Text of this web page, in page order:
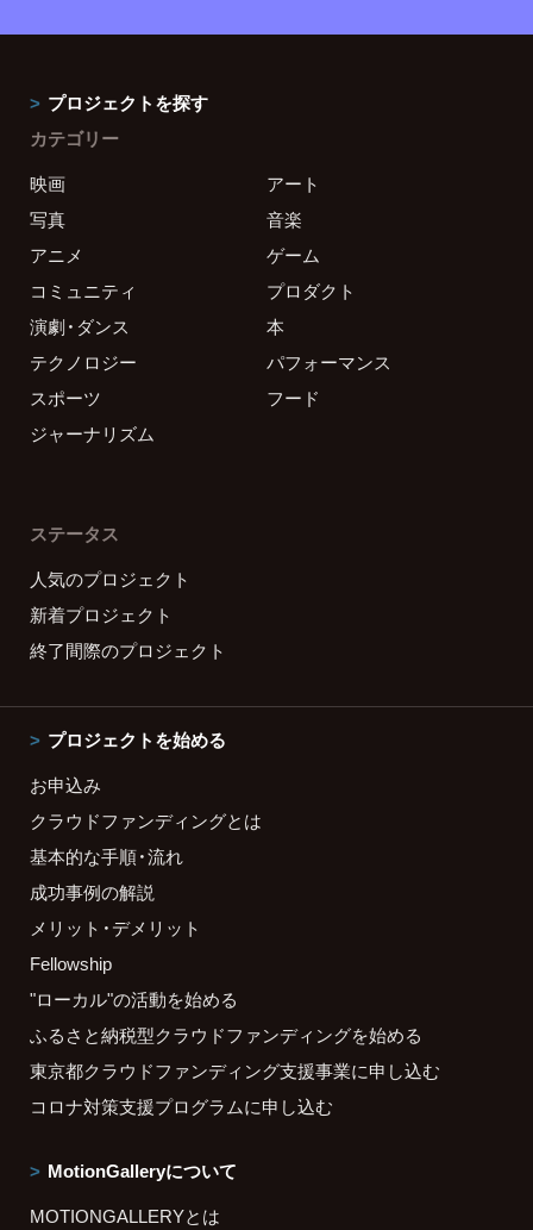
プロジェクトを探す
カテゴリー
映画
アート
写真
音楽
アニメ
ゲーム
コミュニティ
プロダクト
演劇・ダンス
本
テクノロジー
パフォーマンス
スポーツ
フード
ジャーナリズム
ステータス
人気のプロジェクト
新着プロジェクト
終了間際のプロジェクト
プロジェクトを始める
お申込み
クラウドファンディングとは
基本的な手順・流れ
成功事例の解説
メリット・デメリット
Fellowship
"ローカル"の活動を始める
ふるさと納税型クラウドファンディングを始める
東京都クラウドファンディング支援事業に申し込む
コロナ対策支援プログラムに申し込む
MotionGalleryについて
MOTIONGALLERYとは